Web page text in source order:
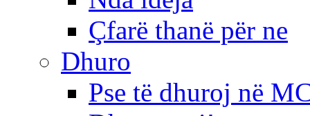
Çfarë thanë për ne
Dhuro
Pse të dhuroj në